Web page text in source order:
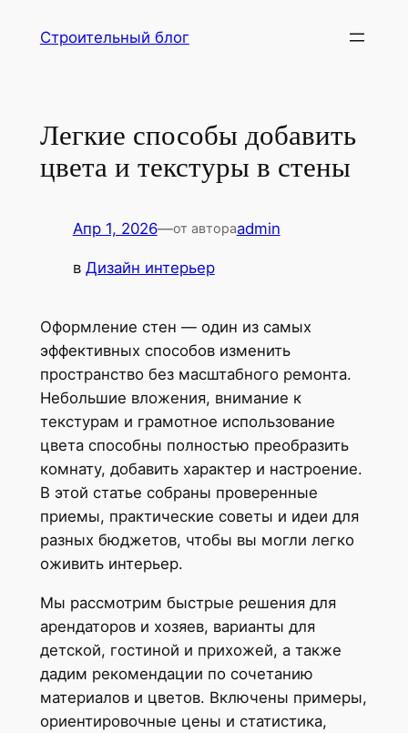
Строительный блог
Легкие способы добавить
цвета и текстуры в стены
Апр 1, 2026—от автораadmin
в Дизайн интерьер
Оформление стен — один из самых
эффективных способов изменить
пространство без масштабного ремонта.
Небольшие вложения, внимание к
текстурам и грамотное использование
цвета способны полностью преобразить
комнату, добавить характер и настроение.
В этой статье собраны проверенные
приемы, практические советы и идеи для
разных бюджетов, чтобы вы могли легко
оживить интерьер.
Мы рассмотрим быстрые решения для
арендаторов и хозяев, варианты для
детской, гостиной и прихожей, а также
дадим рекомендации по сочетанию
материалов и цветов. Включены примеры,
ориентировочные цены и статистика,